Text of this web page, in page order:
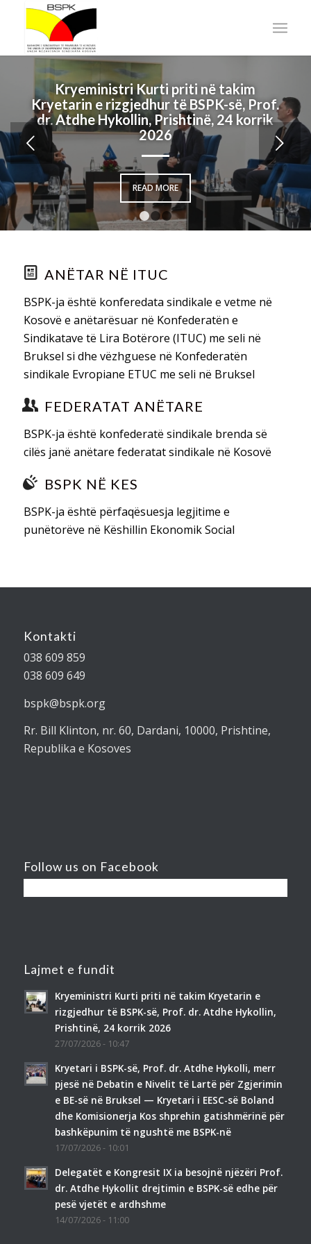
Kryeministri Kurti priti në takim
Kryetarin e rizgjedhur të BSPK-së, Prof.
dr. Atdhe Hykollin, Prishtinë, 24 korrik
2026
READ MORE
Next
ANËTAR NË ITUC
BSPK-ja është konferedata sindikale e vetme në
Kosovë e anëtarësuar në Konfederatën e
Sindikatave të Lira Botërore (ITUC) me seli në
Bruksel si dhe vëzhguese në Konfederatën
sindikale Evropiane ETUC me seli në Bruksel
FEDERATAT ANËTARE
BSPK-ja është konfederatë sindikale brenda së
cilës janë anëtare federatat sindikale në Kosovë
BSPK NË KES
BSPK-ja është përfaqësuesja legjitime e
punëtorëve në Këshillin Ekonomik Social
Kontakti
038 609 859
038 609 649
bspk@bspk.org
Rr. Bill Klinton, nr. 60, Dardani, 10000, Prishtine,
Republika e Kosoves
Follow us on Facebook
Lajmet e fundit
Kryeministri Kurti priti në takim Kryetarin e
rizgjedhur të BSPK-së, Prof. dr. Atdhe Hykollin,
Prishtinë, 24 korrik 2026
27/07/2026 - 10:47
Kryetari i BSPK-së, Prof. dr. Atdhe Hykolli, merr
pjesë në Debatin e Nivelit të Lartë për Zgjerimin
e BE-së në Bruksel — Kryetari i EESC-së Boland
dhe Komisionerja Kos shprehin gatishmërinë për
bashkëpunim të ngushtë me BSPK-në
17/07/2026 - 10:01
Delegatët e Kongresit IX ia besojnë njëzëri Prof.
dr. Atdhe Hykollit drejtimin e BSPK-së edhe për
pesë vjetët e ardhshme
14/07/2026 - 11:00